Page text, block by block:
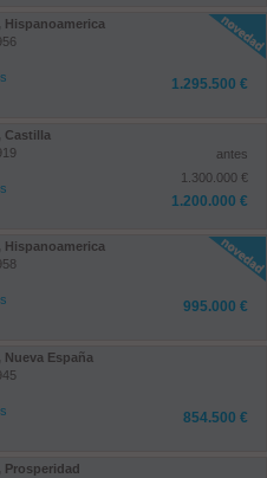
Hispanoamerica
1.295.500 €
Castilla
antes
1.300.000 €
1.200.000 €
Hispanoamerica
995.000 €
Nueva España
854.500 €
Prosperidad